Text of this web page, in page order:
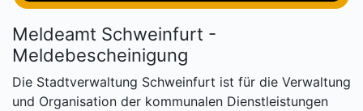
Meldeamt Schweinfurt -
Meldebescheinigung
Die Stadtverwaltung Schweinfurt ist für die Verwaltung
und Organisation der kommunalen Dienstleistungen